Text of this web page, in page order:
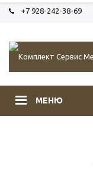
+7 928-242-38-69
МЕНЮ